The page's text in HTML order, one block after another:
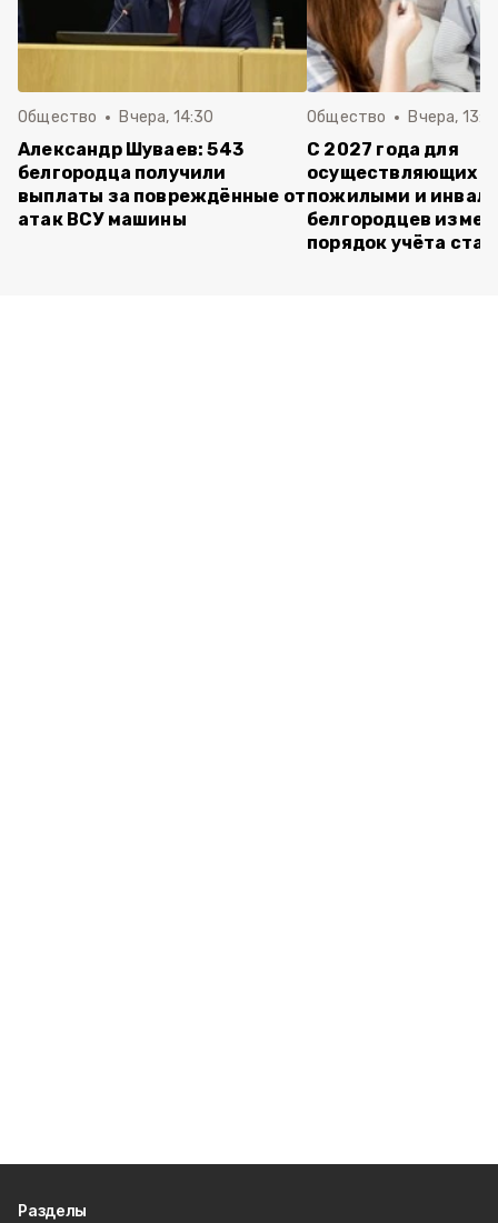
Общество Вчера, 14:30
Александр Шуваев: 543
белгородца получили
выплаты за повреждённые от
атак ВСУ машины
Общество Вчера,
С 2027 года для
осуществляющих
пожилыми и
белгородцев
порядок учёта ста
Разделы